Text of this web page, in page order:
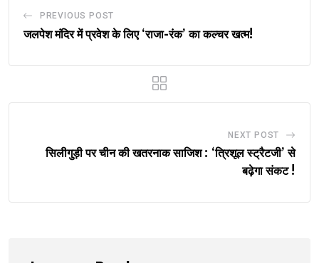
PREVIOUS POST
जलपेश मंदिर में प्रवेश के लिए ‘राजा-रंक’ का कल्चर खत्म!
NEXT POST
सिलीगुड़ी पर चीन की खतरनाक साजिश : ‘त्रिशूल स्ट्रैटजी’ से
बढ़ेगा संकट !